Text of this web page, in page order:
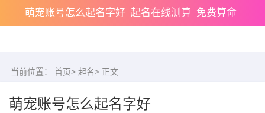
萌宠账号怎么起名字好_起名在线测算_免费算命
当前位置： 首页> 起名> 正文
萌宠账号怎么起名字好